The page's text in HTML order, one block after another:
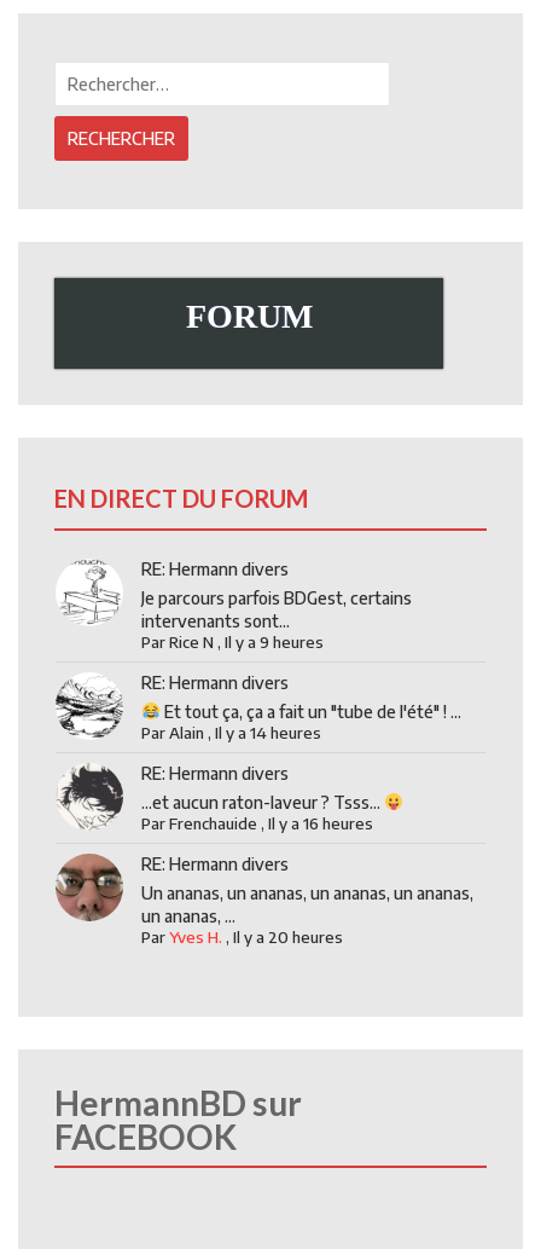
FORUM
EN DIRECT DU FORUM
RE: Hermann divers
Je parcours parfois BDGest, certains
intervenants sont...
ParRice N ,Il y a 9 heures
RE: Hermann divers
Et tout ça, ça a fait un "tube de l'été" ! ...
ParAlain ,Il y a 14 heures
RE: Hermann divers
...et aucun raton-laveur ? Tsss...
ParFrenchauide ,Il y a 16 heures
RE: Hermann divers
Un ananas, un ananas, un ananas, un ananas,
un ananas, ...
ParYves H. ,Il y a 20 heures
HermannBD sur
FACEBOOK